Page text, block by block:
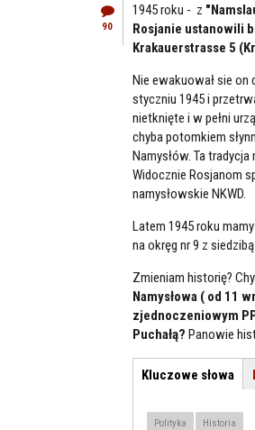
90
1945 roku - z
Rosjanie ustanowili
Krakauerstrasse 5
Nie ewakuował sie on
styczniu 1945 i
nietknięte i w pełni
chyba potomkiem
Namysłów. Ta
Widocznie Rosjanom
namysłowskie NKWD.
Latem 1945 roku
na okręg nr 9 z
Zmieniam historię?
Namysłowa ( od 11
zjednoczeniowym
Puchałą? Panowie
TEMAT /
Kluczowe słowa
Polityka Historia